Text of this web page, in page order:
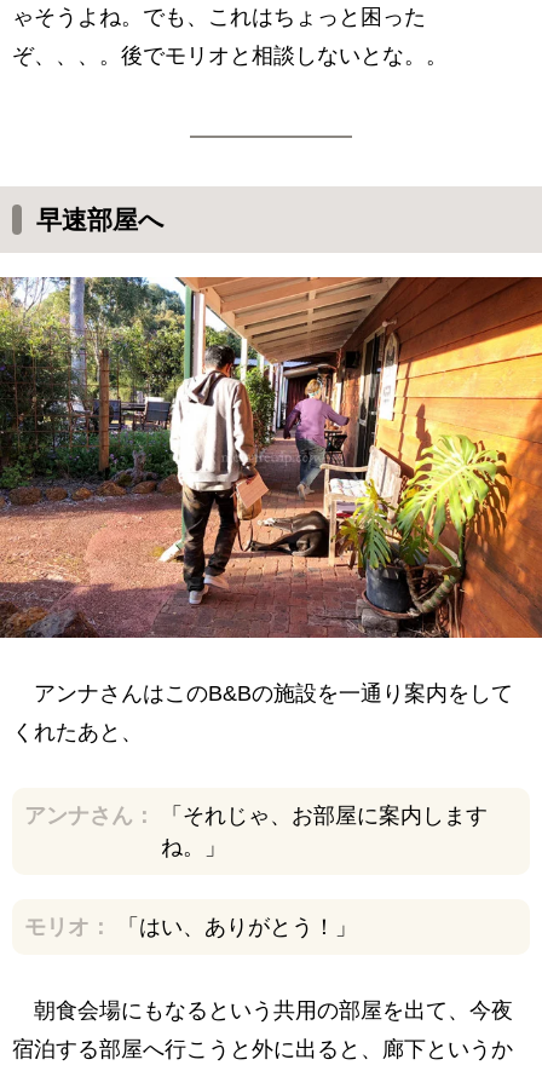
ゃそうよね。でも、これはちょっと困った
ぞ、、、。後でモリオと相談しないとな。。
早速部屋へ
アンナさんはこのB&Bの施設を一通り案内をして
くれたあと、
アンナさん：
「それじゃ、お部屋に案内します
ね。」
モリオ： 「はい、ありがとう！」
朝食会場にもなるという共用の部屋を出て、今夜
宿泊する部屋へ行こうと外に出ると、廊下というか